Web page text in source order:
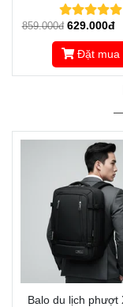
Bị Khóa TSA &
XB 6105
859.000đ 629.000đ
Đặt mua
Balo du lịch phượt